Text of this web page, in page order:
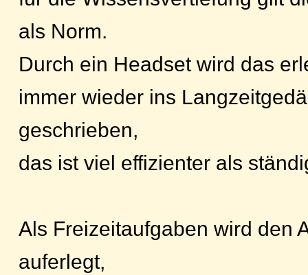
als Norm.
Durch ein Headset wird das
immer wieder ins
geschrieben,
das ist viel effizienter als
Als Freizeitaufgaben wird den
auferlegt,